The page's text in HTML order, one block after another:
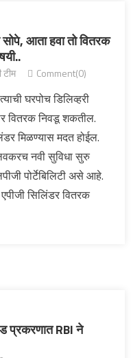
सोपे, आता हवा तो वितरक
टीम Comment(0)
घरपोच डिलिव्हरी
वितरक निवडू शकतील.
मिळण्यास मदत होईल.
नवी सुविधा सुरु
पोर्टेबिलिटी असे आहे.
सिलिंडर वितरक
प्रकरणात RBI ने